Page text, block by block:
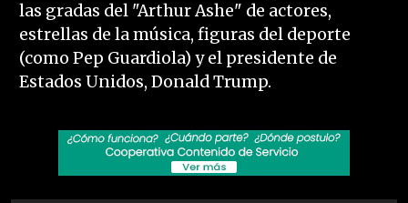
las gradas del "Arthur Ashe" de actores,
estrellas de la música, figuras del deporte
(como Pep Guardiola) y el presidente de
Estados Unidos, Donald Trump.